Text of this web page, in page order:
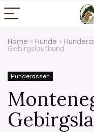
Home » Hunde »
Gebirgslaufhund
Hunderassen